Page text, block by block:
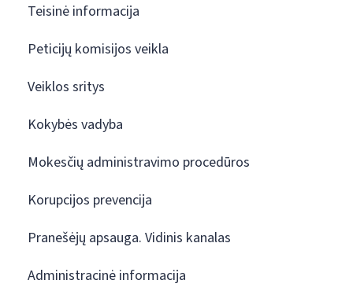
Teisinė informacija
Peticijų komisijos veikla
Veiklos sritys
Kokybės vadyba
Mokesčių administravimo procedūros
Korupcijos prevencija
Pranešėjų apsauga. Vidinis kanalas
Administracinė informacija